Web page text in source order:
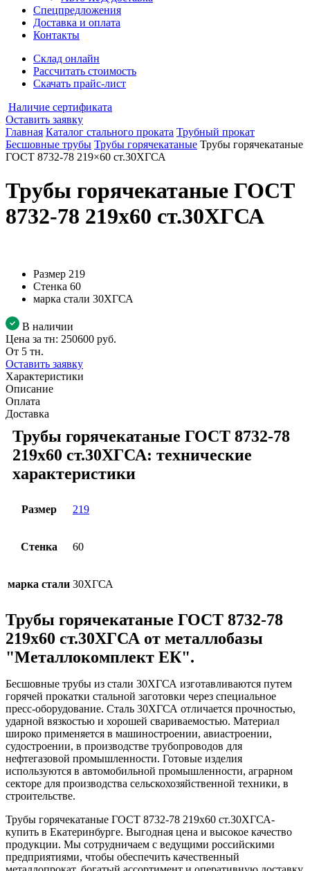
Спецпредложения
Доставка и оплата
Контакты
Склад онлайн
Рассчитать стоимость
Скачать прайс-лист
Наличие сертификата
Оставить заявку
Главная Каталог стального проката Трубный прокат
Бесшовные трубы Трубы горячекатаные Трубы горячекатаные
ГОСТ 8732-78 219×60 ст.30ХГСА
Трубы горячекатаные ГОСТ
8732-78 219x60 ст.30ХГСА
Размер 219
Стенка 60
марка стали 30ХГСА
В наличии
Цена за тн: 250600 руб.
От 5 тн.
Оставить заявку
Характеристики
Описание
Оплата
Доставка
Трубы горячекатаные ГОСТ 8732-78
219x60 ст.30ХГСА: технические
характеристики
Размер 219
Стенка 60
марка стали 30ХГСА
Трубы горячекатаные ГОСТ 8732-78
219x60 ст.30ХГСА от металлобазы
"Металлокомплект ЕК".
Бесшовные трубы из стали 30ХГСА изготавливаются путем
горячей прокатки стальной заготовки через специальное
пресс-оборудование. Сталь 30ХГСА отличается прочностью,
ударной вязкостью и хорошей свариваемостью. Материал
широко применяется в машиностроении, авиастроении,
судостроении, в производстве трубопроводов для
нефтегазовой промышленности. Готовые изделия
используются в автомобильной промышленности, аграрном
секторе для производства сельскохозяйственной техники, в
строительстве.
Трубы горячекатаные ГОСТ 8732-78 219x60 ст.30ХГСА-
купить в Екатеринбурге. Выгодная цена и высокое качество
продукции. Мы сотрудничаем с ведущими российскими
предприятиями, чтобы обеспечить качественный